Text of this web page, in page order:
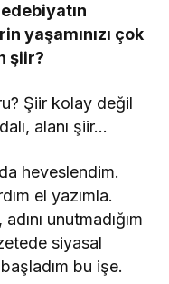
yaşamınızı çok
şiir?
Şiir kolay değil
alanı şiir…
heveslendim.
el yazımla.
unutmadığım
siyasal
bu işe.